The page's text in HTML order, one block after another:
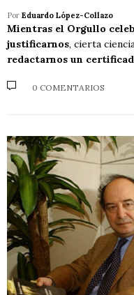
Por Eduardo López-Collazo
Mientras el Orgullo
justificarnos, cierta
redactarnos un
0 COMENTARIOS